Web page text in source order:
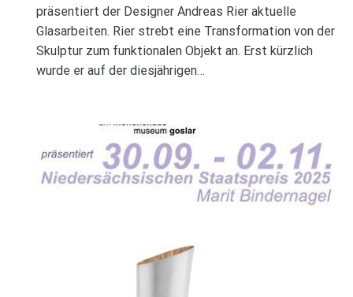
präsentiert der Designer Andreas Rier aktuelle
Glasarbeiten. Rier strebt eine Transformation von der
Skulptur zum funktionalen Objekt an. Erst kürzlich
wurde er auf der diesjährigen…